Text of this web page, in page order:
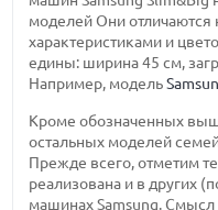
моделей Они
характеристиками и
едины: ширина 45 см,
Например, модель
Кроме обозначенных
остальных моделей
Прежде всего, отметим
реализована и в других
машинах Samsung. Смысл